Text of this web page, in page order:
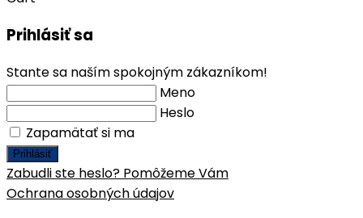
Prihlásiť sa
Stante sa naším spokojným zákazníkom!
Meno
Heslo
Zapamätať si ma
Prihlásiť
Zabudli ste heslo? Pomôžeme Vám
Ochrana osobných údajov